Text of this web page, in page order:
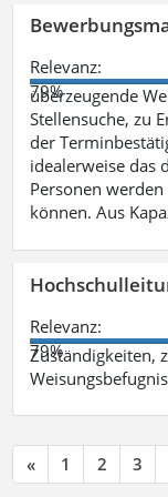
Relevanz:
79%
überzeugende
Stellensuche, zu
der
idealerweise das
Personen
können. Aus
Relevanz:
79%
Zuständigkeiten,
« 1 2 3